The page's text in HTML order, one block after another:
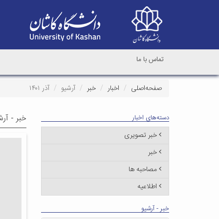
تماس با ما
صفحه‌اصلی اخبار خبر آرشیو آذر ۱۴۰۱
خبر - دسته‌های اخبار
خبر تصویری
خبر
مصاحبه ها
اطلاعیه
خبر - آرشیو